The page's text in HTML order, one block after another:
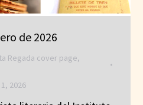
de 2026
Regada cover page,
2026